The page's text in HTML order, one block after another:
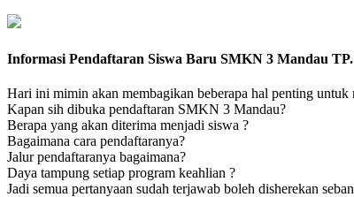
Informasi Pendaftaran Siswa Baru SMKN 3 Mandau TP.
Hari ini mimin akan membagikan beberapa hal penting
Kapan sih dibuka pendaftaran SMKN 3 Mandau?
Berapa yang akan diterima menjadi siswa ?
Bagaimana cara pendaftaranya?
Jalur pendaftaranya bagaimana?
Daya tampung setiap program keahlian ?
Jadi semua pertanyaan sudah terjawab boleh disherekan